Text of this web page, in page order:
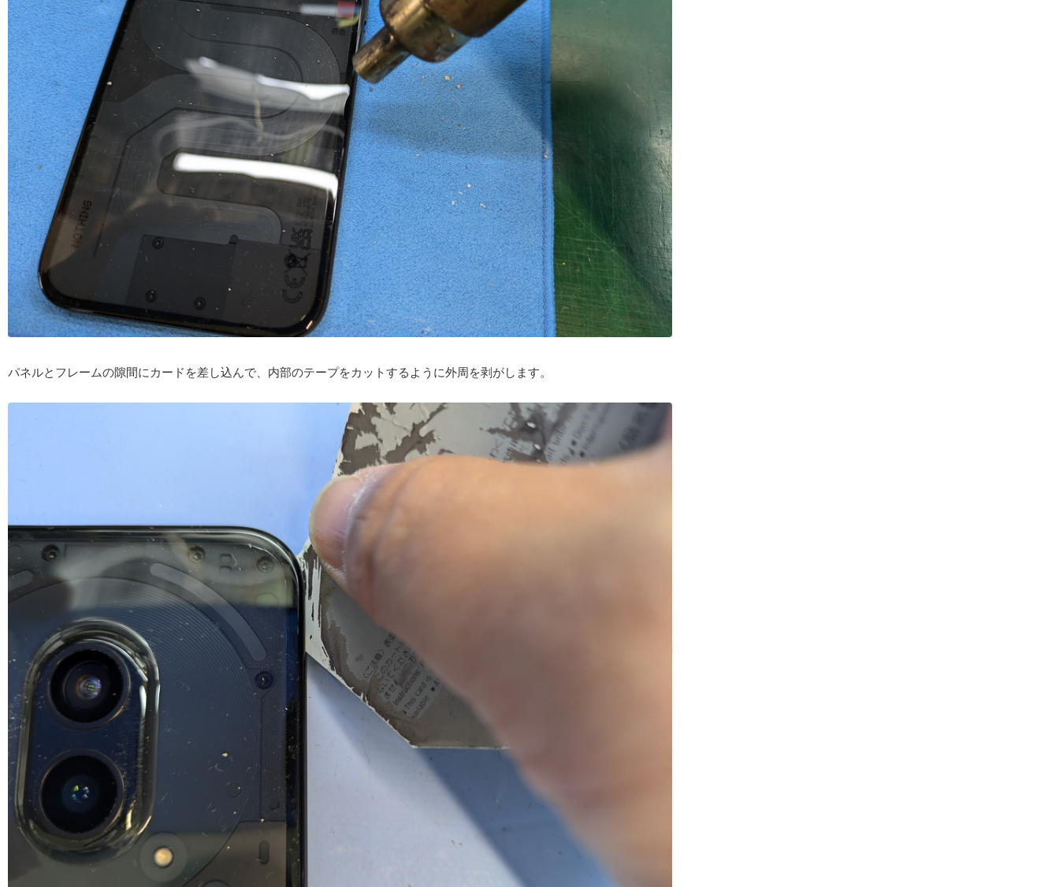
パネルとフレームの隙間にカードを差し込んで、内部のテープをカットするように外周を剥がします。